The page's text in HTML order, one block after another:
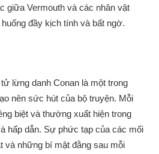
giữa Vermouth và các nhân vật
đầy kịch tính và bất ngờ.
lừng danh Conan là một trong
nên sức hút của bộ truyện. Mỗi
biệt và thường xuất hiện trong
hấp dẫn. Sự phức tạp của các mối
và những bí mật đằng sau mỗi